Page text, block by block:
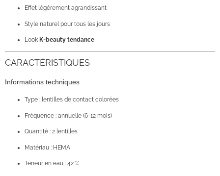
Effet légèrement agrandissant
Style naturel pour tous les jours
Look K-beauty tendance
CARACTÉRISTIQUES
Informations techniques
Type : lentilles de contact colorées
Fréquence : annuelle (6-12 mois)
Quantité : 2 lentilles
Matériau : HEMA
Teneur en eau : 42 %